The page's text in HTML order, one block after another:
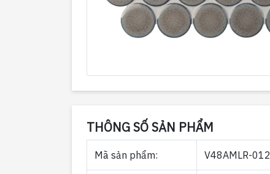
THÔNG SỐ SẢN PHẨM
Mã sản phẩm: V48AMLR-012